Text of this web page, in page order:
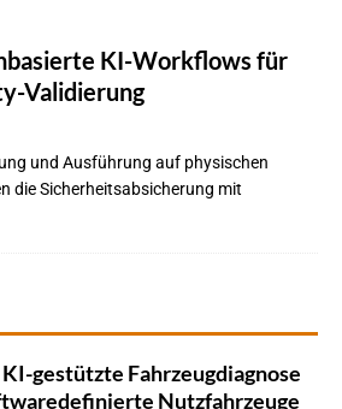
KI-Workflows für
Validierung
und Ausführung auf physischen
die Sicherheitsabsicherung mit
KI-gestützte Fahrzeugdiagnose
Nutzfahrzeuge